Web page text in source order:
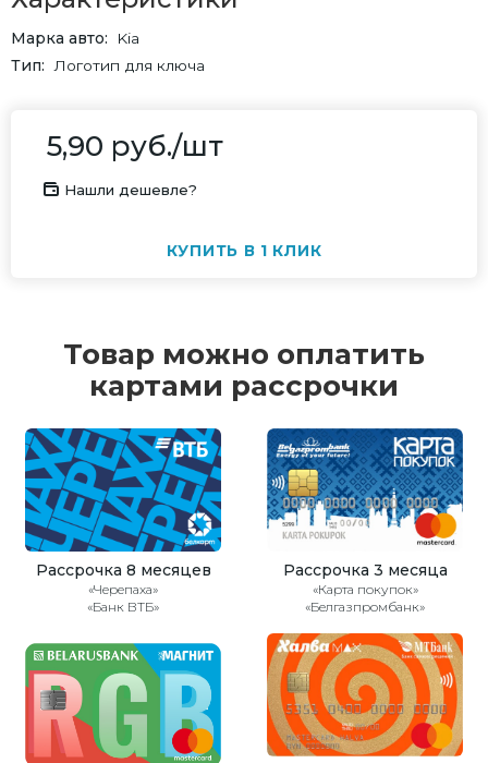
Марка авто
Kia
Тип
Логотип для ключа
5,90 руб./шт
Нашли дешевле?
КУПИТЬ В 1 КЛИК
Товар можно оплатить
картами рассрочки
Рассрочка 8 месяцев
«Черепаха»
«Банк ВТБ»
Рассрочка 3 месяца
«Карта покупок»
«Белгазпромбанк»